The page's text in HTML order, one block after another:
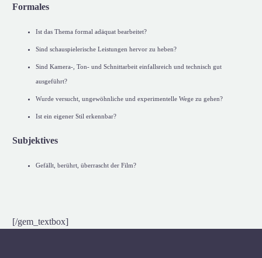
Formales
Ist das Thema formal adäquat bearbeitet?
Sind schauspielerische Leistungen hervor zu heben?
Sind Kamera-, Ton- und Schnittarbeit einfallsreich und technisch gut
ausgeführt?
Wurde versucht, ungewöhnliche und experimentelle Wege zu gehen?
Ist ein eigener Stil erkennbar?
Subjektives
Gefällt, berührt, überrascht der Film?
[/gem_textbox]